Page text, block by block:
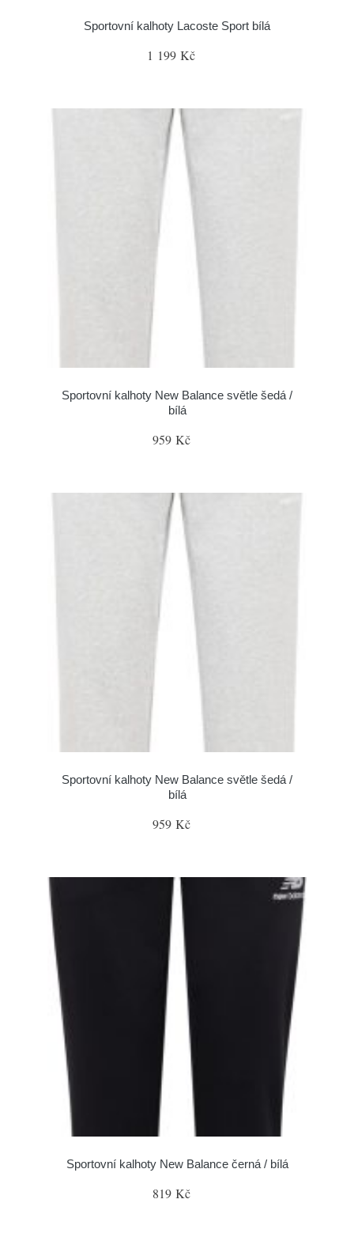
Sportovní kalhoty Lacoste Sport bílá
1 199 Kč
Sportovní kalhoty New Balance světle šedá /
bílá
959 Kč
Sportovní kalhoty New Balance světle šedá /
bílá
959 Kč
Sportovní kalhoty New Balance černá / bílá
819 Kč